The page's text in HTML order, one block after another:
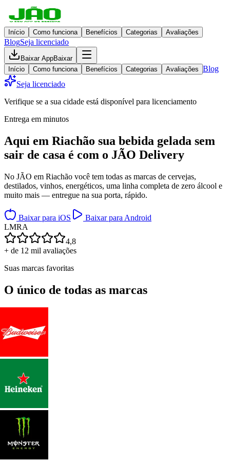
Início Como funciona Benefícios Categorias Avaliações
BlogSeja licenciado
Baixar AppBaixar
Início
Como funciona Benefícios Categorias Avaliações Blog
Seja licenciado
Verifique se a sua cidade está disponível para licenciamento
Entrega em minutos
Aqui em Riachão sua bebida gelada sem
sair de casa é com o JÃO Delivery
No JÃO em Riachão você tem todas as marcas de cervejas,
destilados, vinhos, energéticos, uma linha completa de zero álcool e
muito mais — entregue na sua porta, rápido.
Baixar para iOS
Baixar para Android
LMRA
4,8
+ de 12 mil avaliações
Suas marcas favoritas
O único de todas as marcas